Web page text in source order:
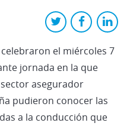
celebraron el miércoles 7
jornada en la que
asegurador
pudieron conocer las
a la conducción que